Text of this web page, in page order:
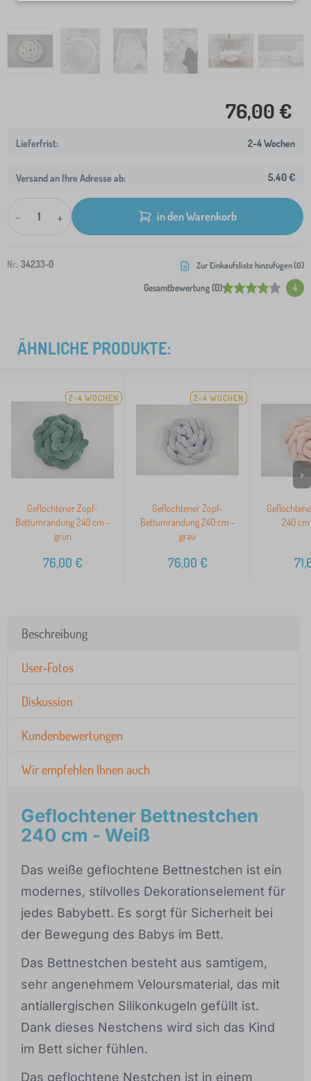
76,00 €
2-4 Wochen
Versand an Ihre Adresse ab: 5,40 €
- + in den Warenkorb
Nr.: 34233-0
Gesamtbewertung (0) 4
Zur Einkaufsliste hinzufügen (0)
ÄHNLICHE PRODUKTE:
2-4 WOCHEN
Geflochtener Zopf-
Bettumrandung 240 cm -
grün
76,00 €
2-4 WOCHEN
Geflochtener Zopf-
Bettumrandung 240 cm -
grau
76,00 €
240
>
Beschreibung
User-Fotos
Diskussion
Kundenbewertungen
Wir empfehlen Ihnen auch
Geflochtener Bettnestchen
240 cm - Weiß
Das weiße geflochtene Bettnestchen ist ein
modernes, stilvolles Dekorationselement für
jedes Babybett. Es sorgt für Sicherheit bei
der Bewegung des Babys im Bett.
Das Bettnestchen besteht aus samtigem,
sehr angenehmem Veloursmaterial, das mit
antiallergischen Silikonkugeln gefüllt ist.
Dank dieses Nestchens wird sich das Kind
im Bett sicher fühlen.
Das geflochtene Nestchen ist in einem